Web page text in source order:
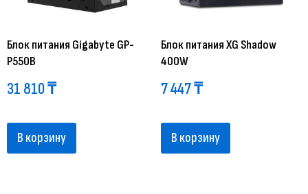
Блок питания Gigabyte GP-
P550B
31 810₸
В корзину
Блок питания XG Shadow
400W
7 447₸
В корзину